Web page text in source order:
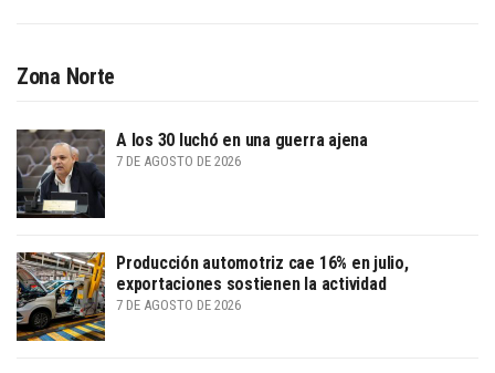
Zona Norte
A los 30 luchó en una guerra ajena
7 DE AGOSTO DE 2026
Producción automotriz cae 16% en julio,
exportaciones sostienen la actividad
7 DE AGOSTO DE 2026